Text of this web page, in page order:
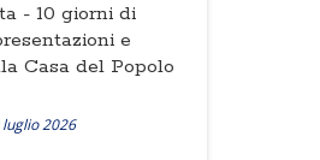
- 10 giorni di
e
Casa del Popolo
2026